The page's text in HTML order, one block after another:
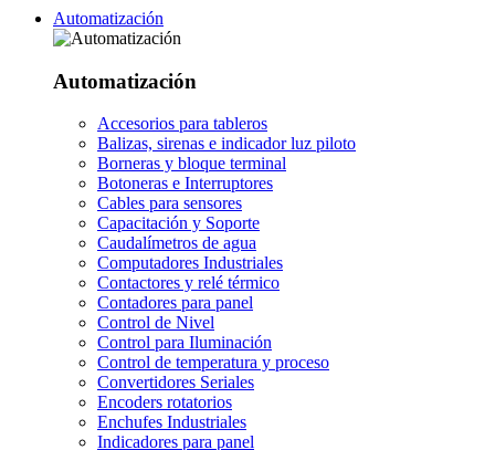
Automatización
Automatización
Accesorios para tableros
Balizas, sirenas e indicador luz piloto
Borneras y bloque terminal
Botoneras e Interruptores
Cables para sensores
Capacitación y Soporte
Caudalímetros de agua
Computadores Industriales
Contactores y relé térmico
Contadores para panel
Control de Nivel
Control para Iluminación
Control de temperatura y proceso
Convertidores Seriales
Encoders rotatorios
Enchufes Industriales
Indicadores para panel